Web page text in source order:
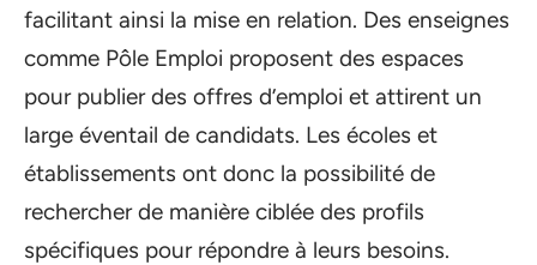
facilitant ainsi la mise en relation. Des enseignes
comme Pôle Emploi proposent des espaces
pour publier des offres d’emploi et attirent un
large éventail de candidats. Les écoles et
établissements ont donc la possibilité de
rechercher de manière ciblée des profils
spécifiques pour répondre à leurs besoins.